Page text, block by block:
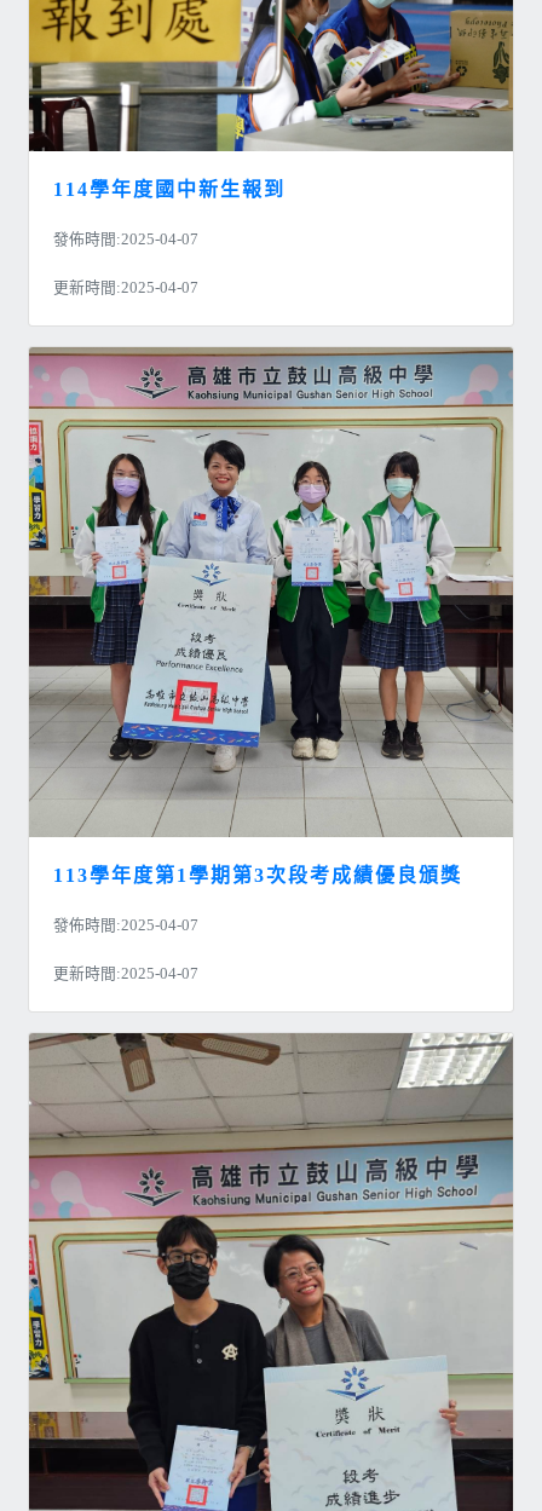
114學年度國中新生報到
發佈時間:2025-04-07
更新時間:2025-04-07
113學年度第1學期第3次段考成績優良頒獎
發佈時間:2025-04-07
更新時間:2025-04-07